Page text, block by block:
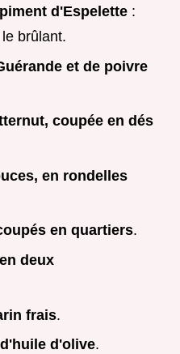
d'Espelette :
brûlant.
et de poivre
coupée en dés
en rondelles
en quartiers.
deux
frais.
d'olive.